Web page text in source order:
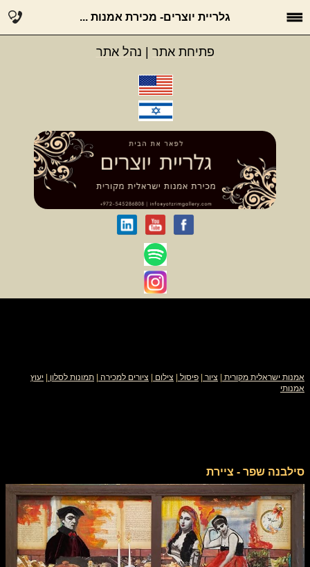
גלריית יוצרים- מכירת אמנות ...
פתיחת אתר נהל אתר
אמנות ישראלית מקורית ציור פיסול צילום ציורים למכירה תמונות לסלון
יעוץ
אמנותי
סילבנה שפר - ציירת